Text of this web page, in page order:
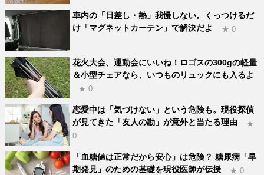
車内の「日差し・熱」我慢しない。くっつけるだ
け「マグネットカーテン」で解決だよ
★ 0
花火大会、運動会にいいね！ロゴスの300gの軽量
＆小型チェアなら、いつものリュックにも入るよ
★ 0
恋愛中は「気づけない」という危険も。現役探偵
が見てきた「友人の勘」が意外と当たる理由
★
0
「血糖値は正常だから安心」は危険？ 糖尿病「早
期発見」のための基礎を現役医師が伝授
★ 0